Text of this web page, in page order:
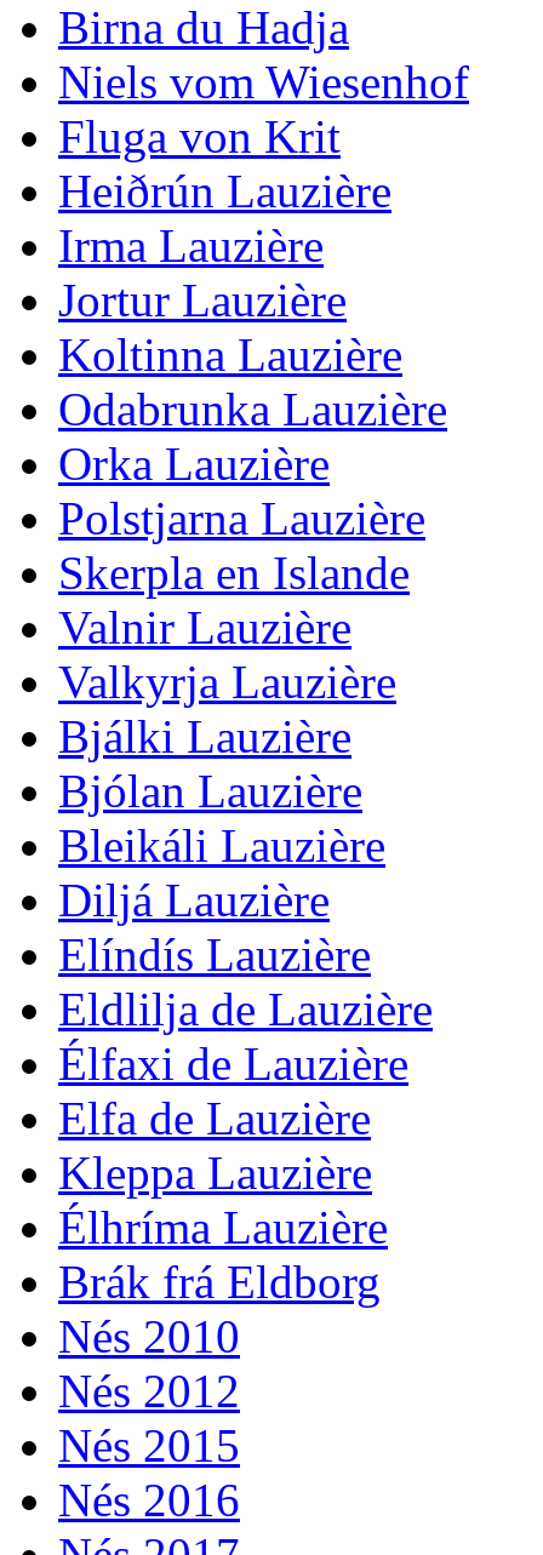
Birna du Hadja
Niels vom Wiesenhof
Fluga von Krit
Heiðrún Lauzière
Irma Lauzière
Jortur Lauzière
Koltinna Lauzière
Odabrunka Lauzière
Orka Lauzière
Polstjarna Lauzière
Skerpla en Islande
Valnir Lauzière
Valkyrja Lauzière
Bjálki Lauzière
Bjólan Lauzière
Bleikáli Lauzière
Diljá Lauzière
Elíndís Lauzière
Eldlilja de Lauzière
Élfaxi de Lauzière
Elfa de Lauzière
Kleppa Lauzière
Élhríma Lauzière
Brák frá Eldborg
Nés 2010
Nés 2012
Nés 2015
Nés 2016